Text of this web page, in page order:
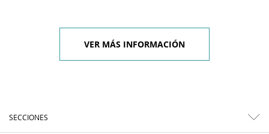
VER MÁS INFORMACIÓN
SECCIONES